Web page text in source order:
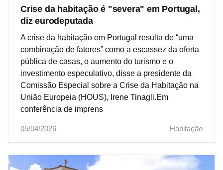
Crise da habitação é "severa" em Portugal,
diz eurodeputada
A crise da habitação em Portugal resulta de “uma
combinação de fatores” como a escassez da oferta
pública de casas, o aumento do turismo e o
investimento especulativo, disse a presidente da
Comissão Especial sobre a Crise da Habitação na
União Europeia (HOUS), Irene Tinagli.Em
conferência de imprens
05/04/2026 Habitação